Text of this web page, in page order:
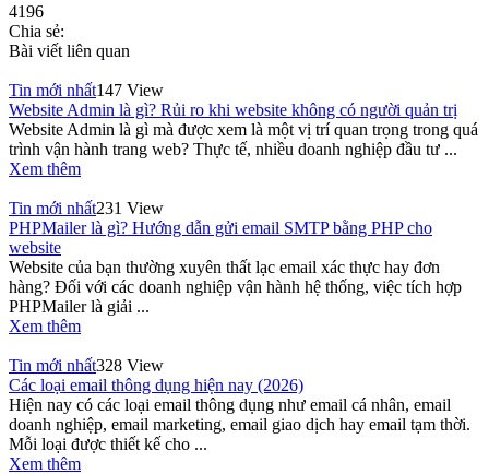
4196
Chia sẻ:
Bài viết liên quan
Tin mới nhất147 View
Website Admin là gì? Rủi ro khi website không có người quản trị
Website Admin là gì mà được xem là một vị trí quan trọng trong quá
trình vận hành trang web? Thực tế, nhiều doanh nghiệp đầu tư ...
Xem thêm
Tin mới nhất231 View
PHPMailer là gì? Hướng dẫn gửi email SMTP bằng PHP cho
website
Website của bạn thường xuyên thất lạc email xác thực hay đơn
hàng? Đối với các doanh nghiệp vận hành hệ thống, việc tích hợp
PHPMailer là giải ...
Xem thêm
Tin mới nhất328 View
Các loại email thông dụng hiện nay (2026)
Hiện nay có các loại email thông dụng như email cá nhân, email
doanh nghiệp, email marketing, email giao dịch hay email tạm thời.
Mỗi loại được thiết kế cho ...
Xem thêm